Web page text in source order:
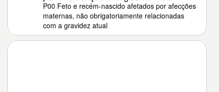
P00 Feto e recém-nascido afetados por afecções
maternas, não obrigatoriamente relacionadas
com a gravidez atual